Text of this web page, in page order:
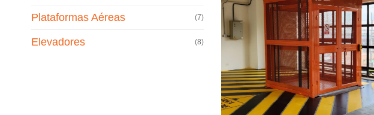
Plataformas Aéreas (7)
Elevadores (8)